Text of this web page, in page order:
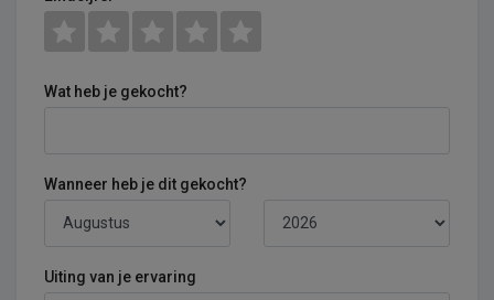
Wat heb je gekocht?
Wanneer heb je dit gekocht?
Uiting van je ervaring